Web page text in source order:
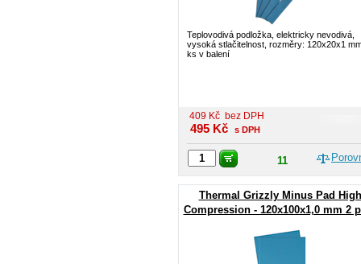
Teplovodivá podložka, elektricky nevodivá,
vysoká stlačitelnost, rozměry: 120x20x1
ks v balení
409 Kč bez DPH
495 Kč s DPH
11
Thermal Grizzly Minus Pad High
Compression - 120x100x1,0 mm 2